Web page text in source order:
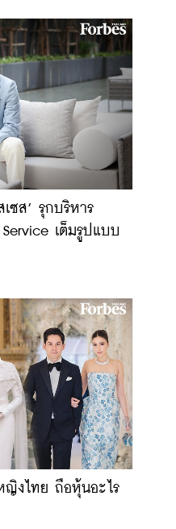
ซส’ รุกบริหาร
เต็มรูปแบบ
ญิงไทย ถือหุ้นอะไร